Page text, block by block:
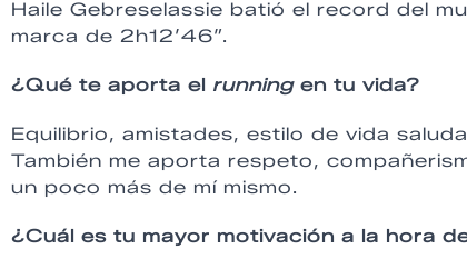
Haile Gebreselassie batió el record del
marca de 2h12’46”.
¿Qué te aporta el running en tu vida?
Equilibrio, amistades, estilo de vida
También me aporta respeto,
un poco más de mí mismo.
¿Cuál es tu mayor motivación a la hora